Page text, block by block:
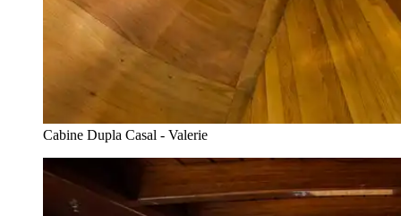
Cabine Dupla Casal - Valerie